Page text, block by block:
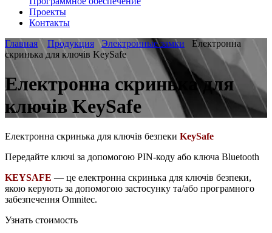
Проекты
Контакты
Главная
Продукция Электронные замки
Електронна
скринька для ключів KeySafe
Електронна скринька для
ключів KeySafe
Електронна скринька для ключів безпеки KeySafe
Передайте ключі за допомогою PIN-коду або ключа Bluetooth
KEYSAFE — це електронна скринька для ключів безпеки,
якою керують за допомогою застосунку та/або програмного
забезпечення Omnitec.
Узнать стоимость